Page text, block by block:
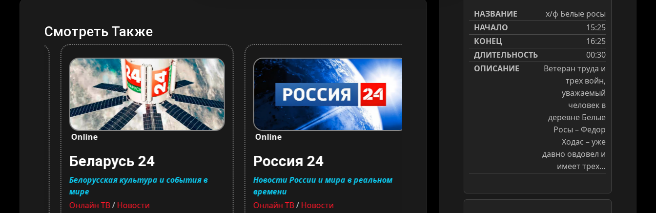
Смотреть Также
Online
Беларусь 24
Белорусская культура и события в
мире
Онлайн ТВ/Новости
Online
Россия 24
Новости России и мира в реальном
времени
Онлайн ТВ/Новости
Онлайн ТВ
х/ф Белые росы
15:25
16:25
00:30
Ветеран труда и
трех войн,
уважаемый
человек в
деревне Белые
Росы – Федор
Ходас – уже
давно овдовел и
имеет трех…